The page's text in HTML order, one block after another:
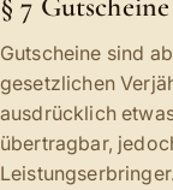
Gutscheine sind
gesetzlichen
ausdrücklich
übertragbar,